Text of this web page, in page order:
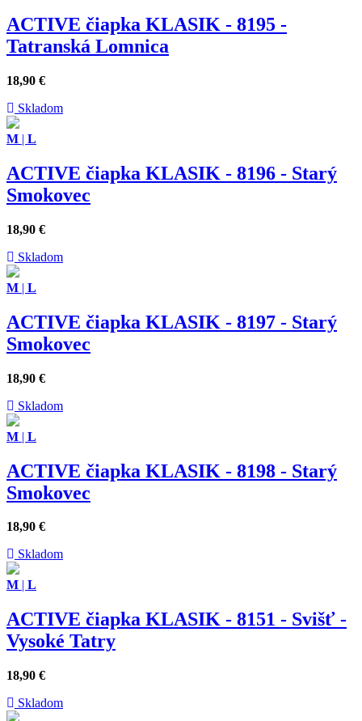
ACTIVE čiapka KLASIK - 8195 -
Tatranská Lomnica
18,90 €
Skladom
M | L
ACTIVE čiapka KLASIK - 8196 - Starý
Smokovec
18,90 €
Skladom
M | L
ACTIVE čiapka KLASIK - 8197 - Starý
Smokovec
18,90 €
Skladom
M | L
ACTIVE čiapka KLASIK - 8198 - Starý
Smokovec
18,90 €
Skladom
M | L
ACTIVE čiapka KLASIK - 8151 - Svišť -
Vysoké Tatry
18,90 €
Skladom